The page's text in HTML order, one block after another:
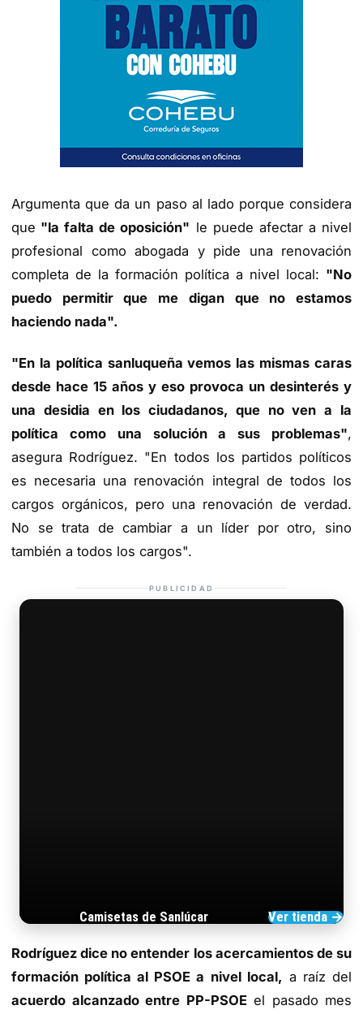
Argumenta que da un paso al lado porque considera
que "la falta de oposición" le puede afectar a nivel
profesional como abogada y pide una renovación
completa de la formación política a nivel local: "No
puedo permitir que me digan que no estamos
haciendo nada".
"En la política sanluqueña vemos las mismas caras
desde hace 15 años y eso provoca un desinterés y
una desidia en los ciudadanos, que no ven a la
política como una solución a sus problemas",
asegura Rodríguez. "En todos los partidos políticos
es necesaria una renovación integral de todos los
cargos orgánicos, pero una renovación de verdad.
No se trata de cambiar a un líder por otro, sino
también a todos los cargos".
PUBLICIDAD
Camisetas de Sanlúcar Ver tienda →
Rodríguez dice no entender los acercamientos de su
formación política al PSOE a nivel local, a raíz del
acuerdo alcanzado entre PP-PSOEel pasado mes